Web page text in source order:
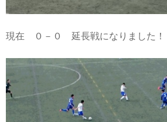
現在 ０－０ 延長戦になりました！